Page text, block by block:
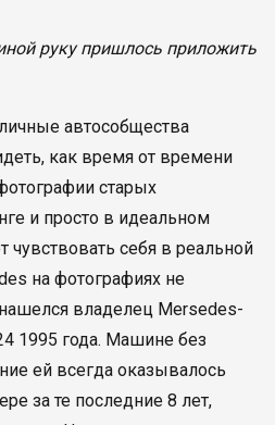
руку пришлось приложить
автособщества
как время от времени
старых
и просто в идеальном
чувствовать себя в реальной
на фотографиях не
владелец Mersedes-
1995 года. Машине без
ей всегда оказывалось
за те последние 8 лет,